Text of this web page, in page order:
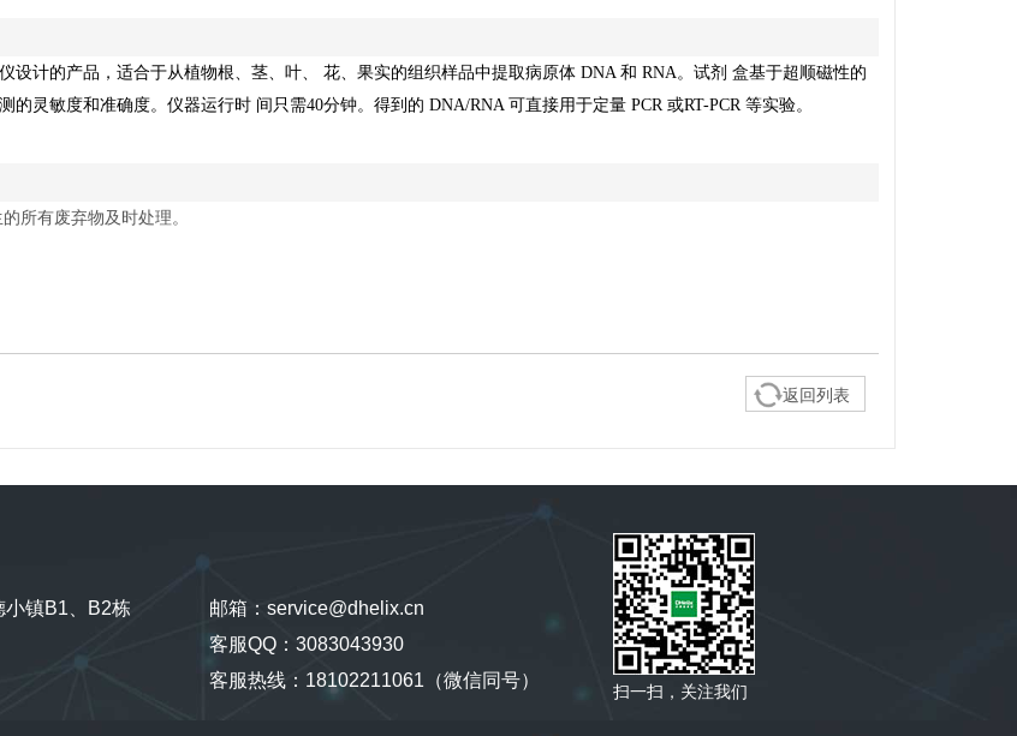
设计的产品，适合于从植物根、茎、叶、花、果实的组织样品中提取病原体DNA和RNA 。试剂盒基于超顺磁性的
的灵敏度和准确度。仪器运行时 间只需40分钟。得到的DNA/RNA可直接用于定量PCR或RT-PCR等实验。
所有废弃物及时处理。
返回列表
镇B1、B2栋
邮箱：service@dhelix.cn
客服QQ：3083043930
客服热线：18102211061（微信同号）
扫一扫，关注我们